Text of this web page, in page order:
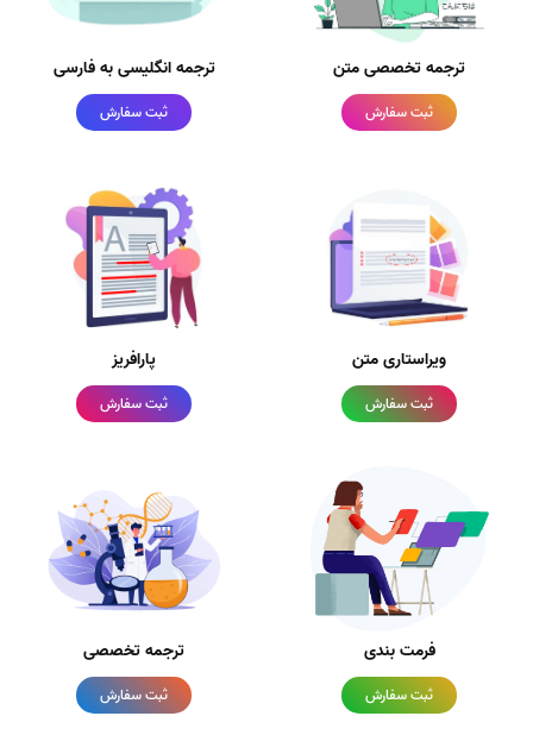
ترجمه تخصصی متن
ثبت سفارش
ترجمه انگلیسی به فارسی
ثبت سفارش
ویراستاری متن
ثبت سفارش
پارافریز
ثبت سفارش
فرمت بندی
ثبت سفارش
ترجمه تخصصی
ثبت سفارش